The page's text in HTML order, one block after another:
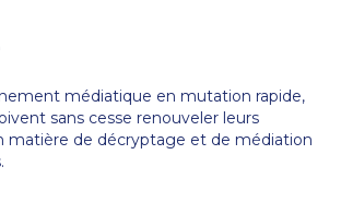
médiatique en mutation rapide,
sans cesse renouveler leurs
matière de décryptage et de médiation